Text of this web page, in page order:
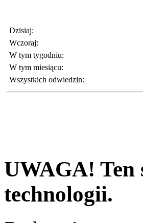
Dzisiaj:
Wczoraj:
W tym tygodniu:
W tym miesiącu:
Wszystkich odwiedzin:
UWAGA! Ten
technologii.